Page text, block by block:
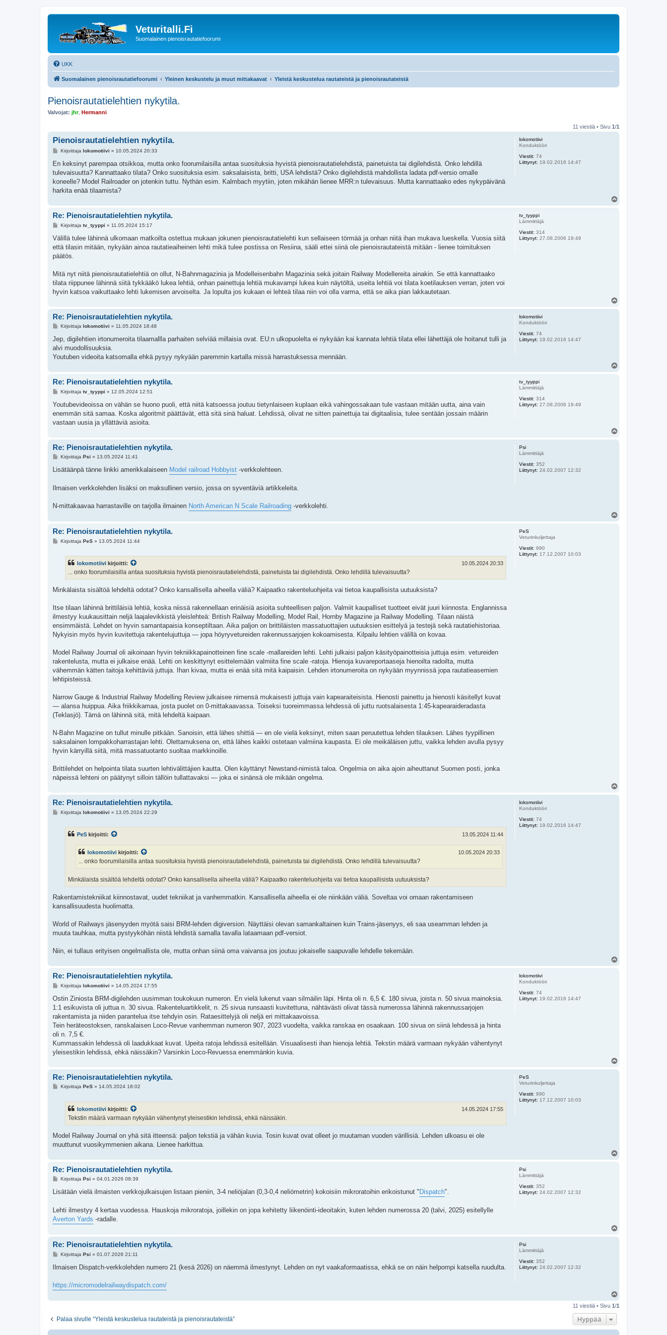
Veturitalli.Fi
Suomalainen pienoisrautatiefoorumi
UKK
Suomalainen pienoisrautatiefoorumi Yleinen keskustelu ja muut mittakaavat Yleistä keskustelua rautateistä ja pienoisrautateistä
Pienoisrautatielehtien nykytila.
Valvojat: jhr, Hermanni
11 viestiä • Sivu 1/1
lokomotiivi
Konduktööri
Viestit: 74
Liittynyt: 19.02.2016 14:47
Pienoisrautatielehtien nykytila.
V
e
t
i
Kirjoittaja lokomotiivi » 10.05.2024 20:33
En keksinyt parempaa otsikkoa, mutta onko foorumilaisilla antaa suosituksia hyvistä pienoisrautatielehdistä, painetuista tai digilehdistä. Onko lehdillä
tulevaisuutta? Kannattaako tilata? Onko suosituksia esim. saksalaisista, britti, USA lehdistä? Onko digilehdistä mahdollista ladata pdf-versio omalle
koneelle? Model Railroader on jotenkin tuttu. Nythän esim. Kalmbach myytiin, joten mikähän lienee MRR:n tulevaisuus. Mutta kannattaako edes nykypäivänä
harkita enää tilaamista?
tv_tyyppi
Lämmittäjä
Viestit: 314
Liittynyt: 27.08.2006 19:49
Re: Pienoisrautatielehtien nykytila.
V
e
t
i
Kirjoittaja tv_tyyppi » 11.05.2024 15:17
Välillä tulee lähinnä ulkomaan matkoilta ostettua mukaan jokunen pienoisrautatielehti kun sellaiseen törmää ja onhan niitä ihan mukava lueskella. Vuosia siitä
että tilasin mitään, nykyään ainoa rautatieaiheinen lehti mikä tulee postissa on Resiina, sääli ettei siinä ole pienoisrautateistä mitään - lienee toimituksen
päätös.
Mitä nyt niitä pienoisrautatielehtiä on ollut, N-Bahnmagazinia ja Modelleisenbahn Magazinia sekä joitain Railway Modellereita ainakin. Se että kannattaako
tilata riippunee lähinnä siitä tykkääkö lukea lehtiä, onhan painettuja lehtiä mukavampi lukea kuin näytöltä, useita lehtiä voi tilata koetilauksen verran, joten voi
hyvin katsoa vaikuttaako lehti lukemisen arvoiselta. Ja lopulta jos kukaan ei lehteä tilaa niin voi olla varma, että se aika pian lakkautetaan.
lokomotiivi
Konduktööri
Viestit: 74
Liittynyt: 19.02.2016 14:47
Re: Pienoisrautatielehtien nykytila.
V
e
s
t
i
Kirjoittaja lokomotiivi » 11.05.2024 18:48
Jep, digilehtien irtonumeroita tilaamallla parhaiten selviää millaisia ovat. EU:n ulkopuolelta ei nykyään kai kannata lehtiä tilata ellei lähettäjä ole hoitanut tulli ja
alvi muodollisuuksia.
Youtuben videoita katsomalla ehkä pysyy nykyään paremmin kartalla missä harrastuksessa mennään.
tv_tyyppi
Lämmittäjä
Viestit: 314
Liittynyt: 27.08.2006 19:49
Re: Pienoisrautatielehtien nykytila.
V
e
t
i
Kirjoittaja tv_tyyppi » 12.05.2024 12:51
Youtubevideoissa on vähän se huono puoli, että niitä katsoessa joutuu tietynlaiseen kuplaan eikä vahingossakaan tule vastaan mitään uutta, aina vain
enemmän sitä samaa. Koska algoritmit päättävät, että sitä sinä haluat. Lehdissä, olivat ne sitten painettuja tai digitaalisia, tulee sentään jossain määrin
vastaan uusia ja yllättäviä asioita.
Psi
Lämmittäjä
Viestit: 352
Liittynyt: 24.02.2007 12:32
Re: Pienoisrautatielehtien nykytila.
V
e
i
Kirjoittaja Psi » 13.05.2024 11:41
Lisätäänpä tänne linkki amerikkalaiseen Model railroad Hobbyist -verkkolehteen.
Ilmaisen verkkolehden lisäksi on maksullinen versio, jossa on syventäviä artikkeleita.
N-mittakaavaa harrastaville on tarjolla ilmainen North American N Scale Railroading -verkkolehti.
PeS
Veturinkuljettaja
Viestit: 990
Liittynyt: 17.12.2007 10:03
Re: Pienoisrautatielehtien nykytila.
VKirjoittaja PeS» 13.05.2024 11:44
lokomotiivi kirjoitti: 10.05.2024 20:33
... onko foorumilaisilla antaa suosituksia hyvistä pienoisrautatielehdistä, painetuista tai digilehdistä. Onko lehdillä tulevaisuutta?
Minkälaista sisältöä lehdeltä odotat? Onko kansallisella aiheella väliä? Kaipaatko rakenteluohjeita vai tietoa kaupallisista uutuuksista?
Itse tilaan lähinnä brittiläisiä lehtiä, koska niissä rakennellaan erinäisiä asioita suhteellisen paljon. Valmiit kaupalliset tuotteet eivät juuri kiinnosta. Englannissa
ilmestyy kuukausittain neljä laajalevikkistä yleislehteä: British Railway Modelling, Model Rail, Hornby Magazine ja Railway Modelling. Tilaan näistä
ensimmäistä. Lehdet on hyvin samantapaisia konseptiltaan. Aika paljon on brittiläisten massatuottajien uutuuksien esittelyä ja testejä sekä rautatiehistoriaa.
Nykyisin myös hyvin kuvitettuja rakentelujuttuja — jopa höyryvetureiden rakennussarjojen kokoamisesta. Kilpailu lehtien välillä on kovaa.
Model Railway Journal oli aikoinaan hyvin tekniikkapainotteinen fine scale -mallareiden lehti. Lehti julkaisi paljon käsityöpainotteisia juttuja esim. vetureiden
rakentelusta, mutta ei julkaise enää. Lehti on keskittynyt esittelemään valmiita fine scale -ratoja. Hienoja kuvareportaaseja hienoilta radoilta, mutta
vähemmän kätten taitoja kehittäviä juttuja. Ihan kivaa, mutta ei enää sitä mitä kaipaisin. Lehden irtonumeroita on nykyään myynnissä jopa rautatieasemien
lehtipisteissä.
Narrow Gauge & Industrial Railway Modelling Review julkaisee nimensä mukaisesti juttuja vain kapearaiteisista. Hienosti painettu ja hienosti käsitellyt kuvat
— alansa huippua. Aika friikkikamaa, josta puolet on 0-mittakaavassa. Toiseksi tuoreimmassa lehdessä oli juttu ruotsalaisesta 1:45-kapearaideradasta
(Teklasjö). Tämä on lähinnä sitä, mitä lehdeltä kaipaan.
N-Bahn Magazine on tullut minulle pitkään. Sanoisin, että lähes shittiä — en ole vielä keksinyt, miten saan peruutettua lehden tilauksen. Lähes tyypillinen
saksalainen lompakkoharrastajan lehti. Olettamuksena on, että lähes kaikki ostetaan valmiina kaupasta. Ei ole meikäläisen juttu, vaikka lehden avulla pysyy
hyvin kärryillä siitä, mitä massatuotanto suoltaa markkinoille.
Brittilehdet on helpointa tilata suurten lehtivälittäjien kautta. Olen käyttänyt Newstand-nimistä taloa. Ongelmia on aika ajoin aiheuttanut Suomen posti, jonka
näpeissä lehteni on päätynyt silloin tällöin tullattavaksi — joka ei sinänsä ole mikään ongelma.
lokomotiivi
Konduktööri
Viestit: 74
Liittynyt: 19.02.2016 14:47
Re: Pienoisrautatielehtien nykytila.
VKirjoittaja lokomotiivi » 13.05.2024 22:29
PeS kirjoitti: 13.05.2024 11:44
lokomotiivi kirjoitti: 10.05.2024 20:33
... onko foorumilaisilla antaa suosituksia hyvistä pienoisrautatielehdistä, painetuista tai digilehdistä. Onko lehdillä tulevaisuutta?
Minkälaista sisältöä lehdeltä odotat? Onko kansallisella aiheella väliä? Kaipaatko rakenteluohjeita vai tietoa kaupallisista uutuuksista?
Rakentamistekniikat kiinnostavat, uudet tekniikat ja vanhemmatkin. Kansallisella aiheella ei ole niinkään väliä. Soveltaa voi omaan rakentamiseen
kansallisuudesta huolimatta.
World of Railways jäsenyyden myötä saisi BRM-lehden digiversion. Näyttäisi olevan samankaltainen kuin Trains-jäsenyys, eli saa useamman lehden ja
muuta tauhkaa, mutta pystyyköhän niistä lehdistä samalla tavalla lataamaan pdf-versiot.
Niin, ei tullaus erityisen ongelmallista ole, mutta onhan siinä oma vaivansa jos joutuu jokaiselle saapuvalle lehdelle tekemään.
lokomotiivi
Konduktööri
Viestit: 74
Liittynyt: 19.02.2016 14:47
Re: Pienoisrautatielehtien nykytila.
V
e
t
i
Kirjoittaja lokomotiivi » 14.05.2024 17:55
Ostin Ziniosta BRM-digilehden uusimman toukokuun numeron. En vielä lukenut vaan silmäilin läpi. Hinta oli n. 6,5 €. 180 sivua, joista n. 50 sivua mainoksia.
1:1 esikuvista oli juttua n. 30 sivua. Rakenteluartikkelit, n. 25 sivua runsaasti kuvitettuna, nähtävästi olivat tässä numerossa lähinnä rakennussarjojen
rakentamista ja niiden parantelua itse tehdyin osin. Rataesittelyjä oli neljä eri mittakaavoissa.
Tein heräteostoksen, ranskalaisen Loco-Revue vanhemman numeron 907, 2023 vuodelta, vaikka ranskaa en osaakaan. 100 sivua on siinä lehdessä ja hinta
oli n. 7,5 €.
Kummassakin lehdessä oli laadukkaat kuvat. Upeita ratoja lehdissä esitellään. Visuaalisesti ihan hienoja lehtiä. Tekstin määrä varmaan nykyään vähentynyt
yleisestikin lehdissä, ehkä näissäkin? Varsinkin Loco-Revuessa enemmänkin kuvia.
PeS
Veturinkuljettaja
Viestit: 990
Liittynyt: 17.12.2007 10:03
Re: Pienoisrautatielehtien nykytila.
VKirjoittaja PeS» 14.05.2024 18:02
lokomotiivi kirjoitti: 14.05.2024 17:55
Tekstin määrä varmaan nykyään vähentynyt yleisestikin lehdissä, ehkä näissäkin.
Model Railway Journal on yhä sitä itteensä: paljon tekstiä ja vähän kuvia. Tosin kuvat ovat olleet jo muutaman vuoden värillisiä. Lehden ulkoasu ei ole
muuttunut vuosikymmenien aikana. Lienee harkittua.
Psi
Lämmittäjä
Viestit: 352
Liittynyt: 24.02.2007 12:32
Re: Pienoisrautatielehtien nykytila.
V
e
i
Kirjoittaja Psi » 04.01.2026 08:39
Lisätään vielä ilmaisten verkkojulkaisujen listaan pieniin, 3-4 neliöjalan (0,3-0,4 neliömetrin) kokoisiin mikroratoihin erikoistunut " Dispatch".
Lehti ilmestyy 4 kertaa vuodessa. Hauskoja mikroratoja, joillekin on jopa kehitetty liikenöinti-ideoitakin, kuten lehden numerossa 20 (talvi, 2025) esitellylle
Averton Yards -radalle.
Psi
Lämmittäjä
Viestit: 352
Liittynyt: 24.02.2007 12:32
Re: Pienoisrautatielehtien nykytila.
V
e
i
Kirjoittaja Psi » 01.07.2026 21:11
Ilmaisen Dispatch-verkkolehden numero 21 (kesä 2026) on näemmä ilmestynyt. Lehden on nyt vaakaformaatissa, ehkä se on näin helpompi katsella ruudulta.
https://micromodelrailwaydispatch.com/
ö
11 viestiä • Sivu 1/1
Palaa sivulle “Yleistä keskustelua rautateistä ja pienoisrautateistä” Hyppää